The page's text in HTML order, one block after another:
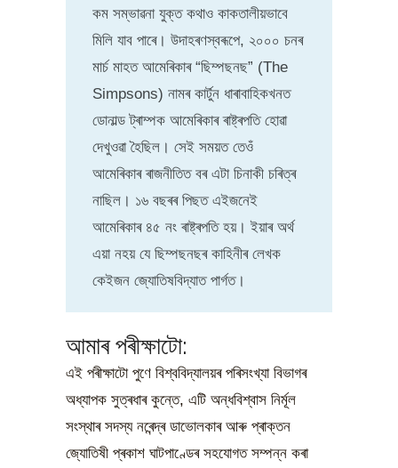
কম সম্ভাৱনা যুক্ত কথাও কাকতালীয়ভাবে
মিলি যাব পাৰে। উদাহৰণস্বৰূপে, ২০০০ চনৰ
মাৰ্চ মাহত আমেৰিকাৰ “ছিম্পছনছ” (The
Simpsons) নামৰ কাৰ্টুন ধাৰাবাহিকখনত
ডোনাল্ড ট্ৰাম্পক আমেৰিকাৰ ৰাষ্ট্ৰপতি হোৱা
দেখুওৱা হৈছিল। সেই সময়ত তেওঁ
আমেৰিকাৰ ৰাজনীতিত বৰ এটা চিনাকী চৰিত্ৰ
নাছিল। ১৬ বছৰৰ পিছত এইজনেই
আমেৰিকাৰ ৪৫ নং ৰাষ্ট্ৰপতি হয়। ইয়াৰ অৰ্থ
এয়া নহয় যে ছিম্পছনছৰ কাহিনীৰ লেখক
কেইজন জ্যোতিষবিদ্যাত পাৰ্গত।
আমাৰ পৰীক্ষাটো:
এই পৰীক্ষাটো পুণে বিশ্ববিদ্যালয়ৰ পৰিসংখ্যা বিভাগৰ
অধ্যাপক সুত্ৰধাৰ কুন্তে, এটি অন্ধবিশ্বাস নিৰ্মূল
সংস্থাৰ সদস্য নৰেন্দ্ৰ ডাভোলকাৰ আৰু প্ৰাক্তন
জ্যোতিষী প্ৰকাশ ঘাটপাণ্ডেৰ সহযোগত সম্পন্ন কৰা